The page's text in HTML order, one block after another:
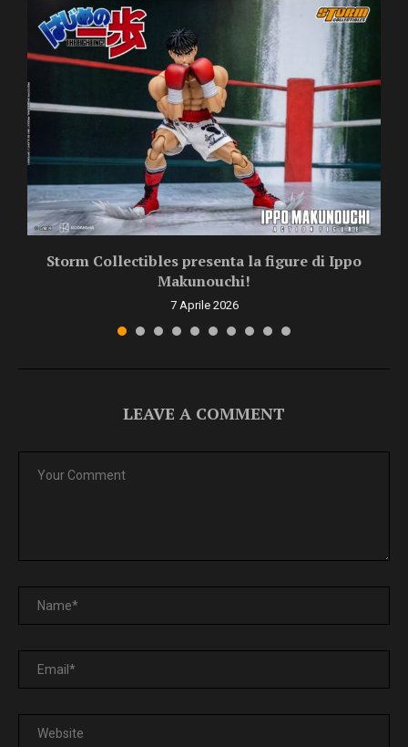
Storm Collectibles presenta la figure di Ippo
Makunouchi!
7 Aprile 2026
LEAVE A COMMENT